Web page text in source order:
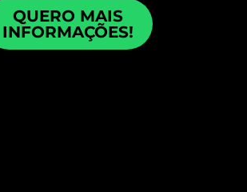
QUERO MAIS
INFORMAÇÕES!